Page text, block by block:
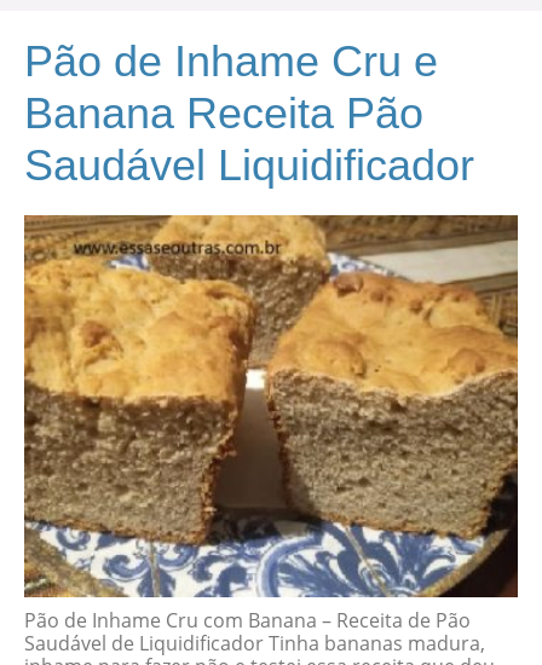
Pão de Inhame Cru e
Banana Receita Pão
Saudável Liquidificador
Pão de Inhame Cru com Banana – Receita de Pão
Saudável de Liquidificador Tinha bananas madura,